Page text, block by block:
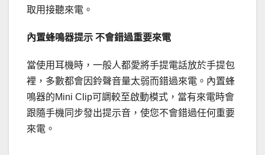
取用接聽來電。
內置蜂鳴器提示 不會錯過重要來電
當使用耳機時，一般人都愛將手提電話放於手提包
裡，多數都會因鈴聲音量太弱而錯過來電。內置蜂
鳴器的Mini Clip可調較至啟動模式，當有來電時會
跟隨手機同步發出提示音，使您不會錯過任何重要
來電。